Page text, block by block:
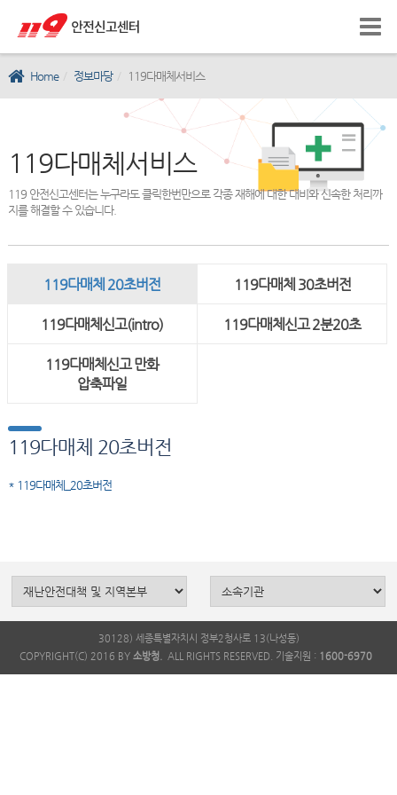
Home 정보마당 119다매체서비스
119다매체서비스
119 안전신고센터는 누구라도 클릭한번만으로 각종 재해에 대한 대비와 신속한 처리까
지를 해결할 수 있습니다.
119다매체 20초버전 119다매체 30초버전
119다매체신고(intro) 119다매체신고 2분20초
119다매체신고 만화
압축파일
119다매체 20초버전
* 119다매체_20초버전
30128) 세종특별자치시 정부2청사로 13(나성동)
COPYRIGHT(C) 2016 BY 소방청. ALL RIGHTS RESERVED. 기술지원 : 1600-6970